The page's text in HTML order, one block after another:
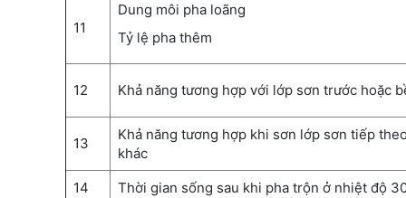
11
Dung môi pha loãng
Tỷ lệ pha thêm
12 Khả năng tương hợp với lớp sơn trước hoặc
13
Khả năng tương hợp khi sơn lớp sơn tiếp
khác
14
Thời gian sống sau khi pha trộn ở nhiệt độ